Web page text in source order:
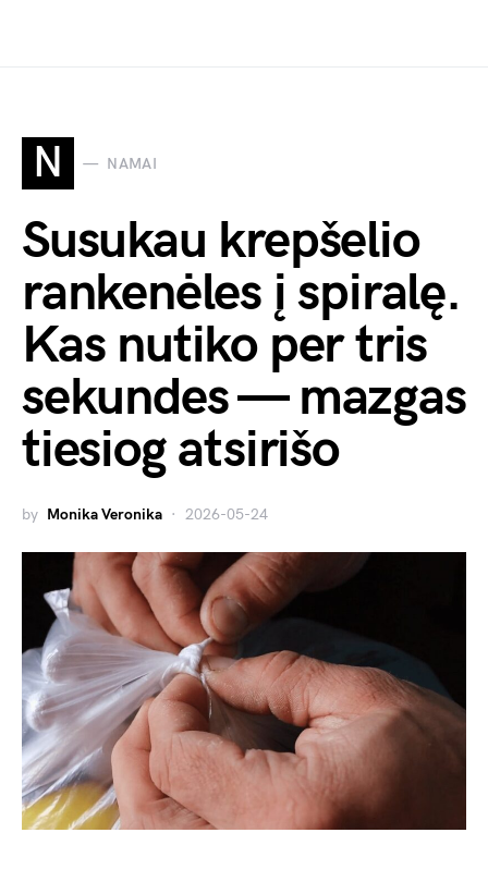
N NAMAI
Susukau krepšelio
rankenėles į spiralę.
Kas nutiko per tris
sekundes — mazgas
tiesiog atsirišo
by Monika Veronika 2026-05-24